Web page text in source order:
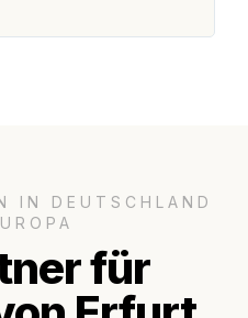
IN DEUTSCHLAND
für